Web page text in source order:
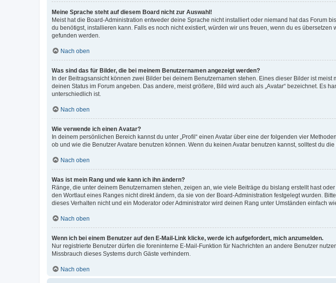
Meine Sprache steht auf diesem Board nicht zur Auswahl!
Meist hat die Board-Administration entweder deine Sprache nicht installiert oder niemand hat das Forum
du benötigst, installieren kann. Falls es noch nicht existiert, würden wir uns freuen, wenn du es
gefunden werden.
Nach oben
Was sind das für Bilder, die bei meinem Benutzernamen angezeigt werden?
In der Beitragsansicht können zwei Bilder bei deinem Benutzernamen stehen. Eines dieser Bilder ist
deinen Status im Forum angeben. Das andere, meist größere, Bild wird auch als „Avatar“ bezeichnet. Es
unterschiedlich ist.
Nach oben
Wie verwende ich einen Avatar?
In deinem persönlichen Bereich kannst du unter „Profil“ einen Avatar über eine der folgenden vier
ob und wie die Benutzer Avatare benutzen können. Wenn du keinen Avatar benutzen kannst, solltest du
Nach oben
Was ist mein Rang und wie kann ich ihn ändern?
Ränge, die unter deinem Benutzernamen stehen, zeigen an, wie viele Beiträge du bislang erstellt hast
den Wortlaut eines Ranges nicht direkt ändern, da sie von der Board-Administration festgelegt wurden.
dieses Verhalten nicht und ein Moderator oder Administrator wird deinen Rang unter Umständen einfach
Nach oben
Wenn ich bei einem Benutzer auf den E-Mail-Link klicke, werde ich aufgefordert, mich anzumelden.
Nur registrierte Benutzer dürfen die foreninterne E-Mail-Funktion für Nachrichten an andere Benutzer
Missbrauch dieses Systems durch Gäste verhindern.
Nach oben